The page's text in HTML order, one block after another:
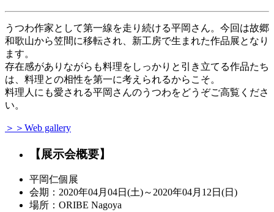
うつわ作家として第一線を走り続ける平岡さん。今回は故郷
和歌山から笠間に移転され、新工房で生まれた作品展となり
ます。
存在感がありながらも料理をしっかりと引き立てる作品たち
は、料理との相性を第一に考えられるからこそ。
料理人にも愛される平岡さんのうつわをどうぞご高覧くださ
い。
＞＞Web gallery
【展示会概要】
平岡仁個展
会期：2020年04月04日(土)～2020年04月12日(日)
場所：ORIBE Nagoya